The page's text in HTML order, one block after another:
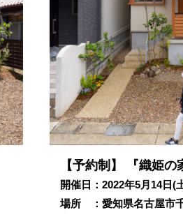
【予約制】 『織姫
開催日：2022年5月14日(
場所 ：愛知県名古屋市